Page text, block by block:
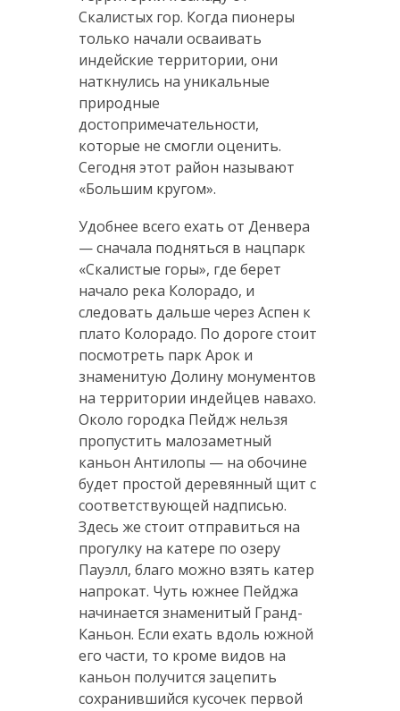
Скалистых гор. Когда пионеры
только начали осваивать
индейские территории, они
наткнулись на уникальные
природные
достопримечательности,
которые не смогли оценить.
Сегодня этот район называют
«Большим кругом».
Удобнее всего ехать от Денвера
— сначала подняться в нацпарк
«Скалистые горы», где берет
начало река Колорадо, и
следовать дальше через Аспен к
плато Колорадо. По дороге стоит
посмотреть парк Арок и
знаменитую Долину монументов
на территории индейцев навахо.
Около городка Пейдж нельзя
пропустить малозаметный
каньон Антилопы — на обочине
будет простой деревянный щит с
соответствующей надписью.
Здесь же стоит отправиться на
прогулку на катере по озеру
Пауэлл, благо можно взять катер
напрокат. Чуть южнее Пейджа
начинается знаменитый Гранд-
Каньон. Если ехать вдоль южной
его части, то кроме видов на
каньон получится зацепить
сохранившийся кусочек первой